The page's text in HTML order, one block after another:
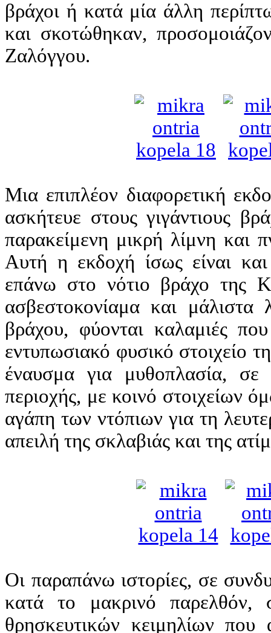
βράχοι ή κατά μία άλλη
και σκοτώθηκαν,
Ζαλόγγου.
Μια επιπλέον διαφορετική
ασκήτευε στους γιγάντιους
παρακείμενη μικρή λίμνη και
Αυτή η εκδοχή ίσως είναι
επάνω στο νότιο βράχο της
ασβεστοκονίαμα και
βράχου, φύονται καλαμιές
εντυπωσιακό φυσικό στοιχείο
έναυσμα για μυθοπλασία, σε
περιοχής, με κοινό στοιχείων
αγάπη των ντόπιων για τη
απειλή της σκλαβιάς και της
Οι παραπάνω ιστορίες, σε
κατά το μακρινό παρελθόν,
θρησκευτικών κειμηλίων